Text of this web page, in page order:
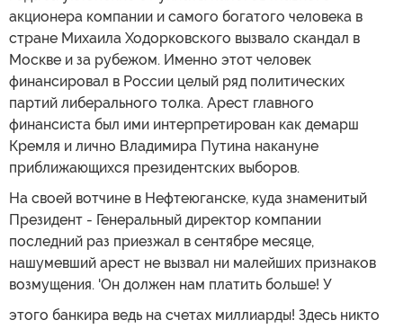
акционера компании и самого богатого человека в
стране Михаила Ходорковского вызвало скандал в
Москве и за рубежом. Именно этот человек
финансировал в России целый ряд политических
партий либерального толка. Арест главного
финансиста был ими интерпретирован как демарш
Кремля и лично Владимира Путина накануне
приближающихся президентских выборов.
На своей вотчине в Нефтеюганске, куда знаменитый
Президент - Генеральный директор компании
последний раз приезжал в сентябре месяце,
нашумевший арест не вызвал ни малейших признаков
возмущения. 'Он должен нам платить больше! У
этого банкира ведь на счетах миллиарды! Здесь никто